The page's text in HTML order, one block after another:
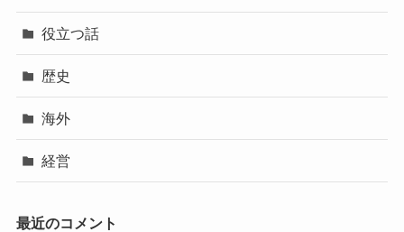
役立つ話
歴史
海外
経営
最近のコメント